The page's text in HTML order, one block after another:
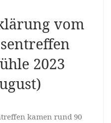
vom
2023
kamen rund 90